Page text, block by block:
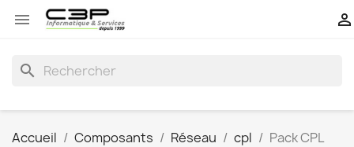
 
search
Accueil Composants Réseau cpl Pack CPL